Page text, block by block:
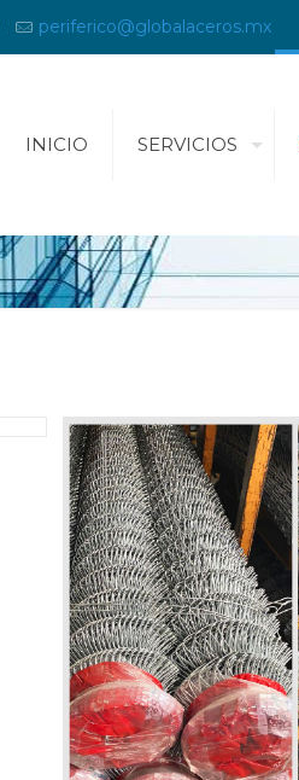
periferico@globalaceros.mx
INICIO SERVICIOS